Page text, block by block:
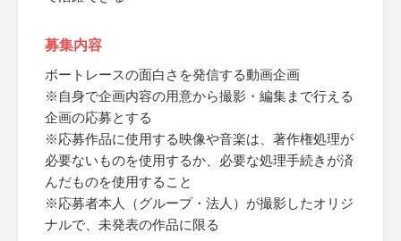
募集内容
ボートレースの面白さを発信する動画企画
※自身で企画内容の用意から撮影・編集まで行える
企画の応募とする
※応募作品に使用する映像や音楽は、著作権処理が
必要ないものを使用するか、必要な処理手続きが済
んだものを使用すること
※応募者本人（グループ・法人）が撮影したオリジ
ナルで、未発表の作品に限る